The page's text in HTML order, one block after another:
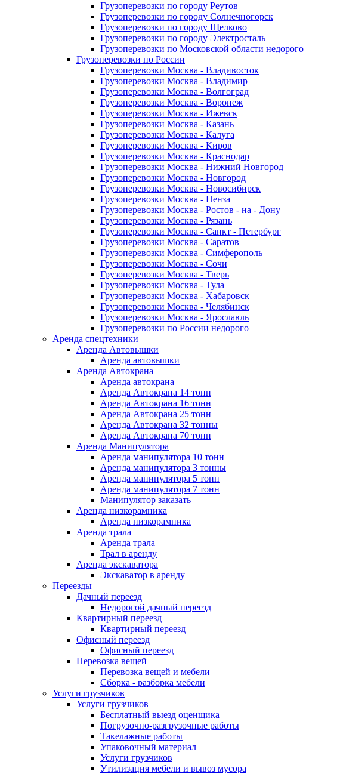
Грузоперевозки по городу Реутов
Грузоперевозки по городу Солнечногорск
Грузоперевозки по городу Щелково
Грузоперевозки по городу Электросталь
Грузоперевозки по Московской области недорого
Грузоперевозки по России
Грузоперевозки Москва - Владивосток
Грузоперевозки Москва - Владимир
Грузоперевозки Москва - Волгоград
Грузоперевозки Москва - Воронеж
Грузоперевозки Москва - Ижевск
Грузоперевозки Москва - Казань
Грузоперевозки Москва - Калуга
Грузоперевозки Москва - Киров
Грузоперевозки Москва - Краснодар
Грузоперевозки Москва - Нижний Новгород
Грузоперевозки Москва - Новгород
Грузоперевозки Москва - Новосибирск
Грузоперевозки Москва - Пенза
Грузоперевозки Москва - Ростов - на - Дону
Грузоперевозки Москва - Рязань
Грузоперевозки Москва - Санкт - Петербург
Грузоперевозки Москва - Саратов
Грузоперевозки Москва - Симферополь
Грузоперевозки Москва - Сочи
Грузоперевозки Москва - Тверь
Грузоперевозки Москва - Тула
Грузоперевозки Москва - Хабаровск
Грузоперевозки Москва - Челябинск
Грузоперевозки Москва - Ярославль
Грузоперевозки по России недорого
Аренда спецтехники
Аренда Автовышки
Аренда автовышки
Аренда Автокрана
Аренда автокрана
Аренда Автокрана 14 тонн
Аренда Автокрана 16 тонн
Аренда Автокрана 25 тонн
Аренда Автокрана 32 тонны
Аренда Автокрана 70 тонн
Аренда Манипулятора
Аренда манипулятора 10 тонн
Аренда манипулятора 3 тонны
Аренда манипулятора 5 тонн
Аренда манипулятора 7 тонн
Манипулятор заказать
Аренда низкорамника
Аренда низкорамника
Аренда трала
Аренда трала
Трал в аренду
Аренда экскаватора
Экскаватор в аренду
Переезды
Дачный переезд
Недорогой дачный переезд
Квартирный переезд
Квартирный переезд
Офисный переезд
Офисный переезд
Перевозка вещей
Перевозка вещей и мебели
Сборка - разборка мебели
Услуги грузчиков
Услуги грузчиков
Бесплатный выезд оценщика
Погрузочно-разгрузочные работы
Такелажные работы
Упаковочный материал
Услуги грузчиков
Утилизация мебели и вывоз мусора